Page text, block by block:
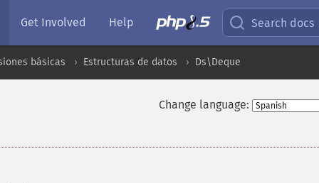
Get Involved Help Search docs
básicas Estructuras de datos Ds\Deque
Change language: